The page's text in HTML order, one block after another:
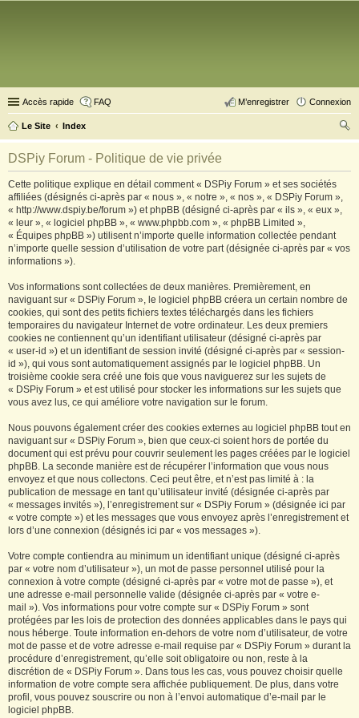
Accès rapide FAQ Connexion
M’enregistrer
Le Site
Index
ec
DSPiy Forum - Politique de vie privée
Cette politique explique en détail comment « DSPiy Forum » et ses sociétés
affiliées (désignés ci-après par « nous », « notre », « nos », « DSPiy Forum »,
« http://www.dspiy.be/forum ») et phpBB (désigné ci-après par « ils », « eux »,
« leur », « logiciel phpBB », « www.phpbb.com », « phpBB Limited »,
« Équipes phpBB ») utilisent n’importe quelle information collectée pendant
n’importe quelle session d’utilisation de votre part (désignée ci-après par « vos
informations »).
Vos informations sont collectées de deux manières. Premièrement, en
naviguant sur « DSPiy Forum », le logiciel phpBB créera un certain nombre de
cookies, qui sont des petits fichiers textes téléchargés dans les fichiers
temporaires du navigateur Internet de votre ordinateur. Les deux premiers
cookies ne contiennent qu’un identifiant utilisateur (désigné ci-après par
« user-id ») et un identifiant de session invité (désigné ci-après par « session-
id »), qui vous sont automatiquement assignés par le logiciel phpBB. Un
troisième cookie sera créé une fois que vous naviguerez sur les sujets de
« DSPiy Forum » et est utilisé pour stocker les informations sur les sujets que
vous avez lus, ce qui améliore votre navigation sur le forum.
Nous pouvons également créer des cookies externes au logiciel phpBB tout en
naviguant sur « DSPiy Forum », bien que ceux-ci soient hors de portée du
document qui est prévu pour couvrir seulement les pages créées par le logiciel
phpBB. La seconde manière est de récupérer l’information que vous nous
envoyez et que nous collectons. Ceci peut être, et n’est pas limité à : la
publication de message en tant qu’utilisateur invité (désignée ci-après par
« messages invités »), l’enregistrement sur « DSPiy Forum » (désignée ici par
« votre compte ») et les messages que vous envoyez après l’enregistrement et
lors d’une connexion (désignés ici par « vos messages »).
Votre compte contiendra au minimum un identifiant unique (désigné ci-après
par « votre nom d’utilisateur »), un mot de passe personnel utilisé pour la
connexion à votre compte (désigné ci-après par « votre mot de passe »), et
une adresse e-mail personnelle valide (désignée ci-après par « votre e-
mail »). Vos informations pour votre compte sur « DSPiy Forum » sont
protégées par les lois de protection des données applicables dans le pays qui
nous héberge. Toute information en-dehors de votre nom d’utilisateur, de votre
mot de passe et de votre adresse e-mail requise par « DSPiy Forum » durant la
procédure d’enregistrement, qu’elle soit obligatoire ou non, reste à la
discrétion de « DSPiy Forum ». Dans tous les cas, vous pouvez choisir quelle
information de votre compte sera affichée publiquement. De plus, dans votre
profil, vous pouvez souscrire ou non à l’envoi automatique d’e-mail par le
logiciel phpBB.